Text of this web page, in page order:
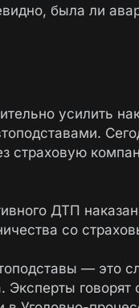
была ли
усилить
страховую
ДТП
со
— это
говорят